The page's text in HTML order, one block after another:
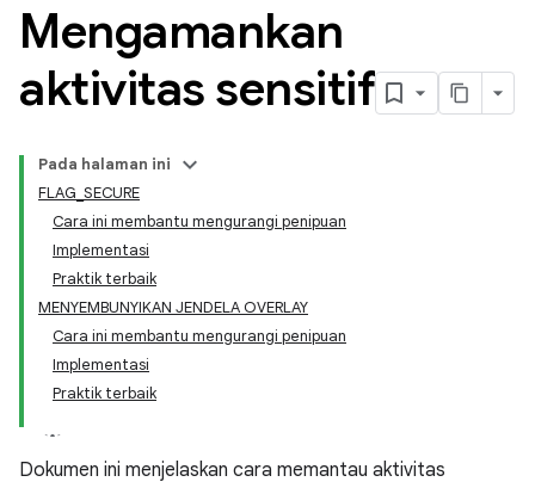
Mengamankan
aktivitas sensitif
Pada halaman ini
FLAG_SECURE
Cara ini membantu mengurangi penipuan
Implementasi
Praktik terbaik
MENYEMBUNYIKAN JENDELA OVERLAY
Cara ini membantu mengurangi penipuan
Implementasi
Praktik terbaik
Dokumen ini menjelaskan cara memantau aktivitas